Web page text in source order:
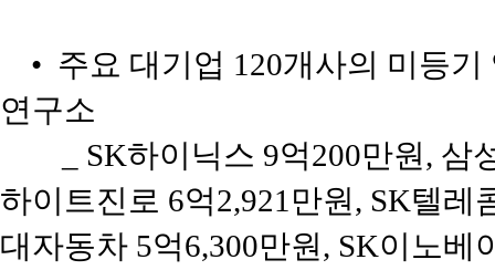
• 주요 대기업 120개사의 미등기
연구소
_ SK하이닉스 9억200만원,
하이트진로 6억2,921만원, SK텔레
대자동차 5억6,300만원, SK이노베